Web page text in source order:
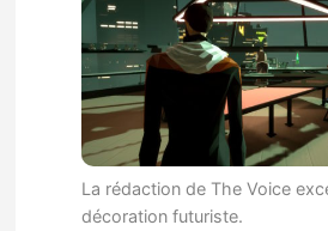
La rédaction de The Voice
décoration futuriste.